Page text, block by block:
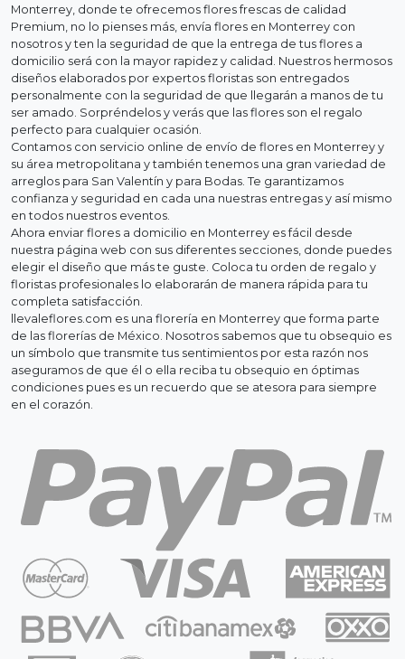
Monterrey, donde te ofrecemos flores frescas de calidad
Premium, no lo pienses más, envía flores en Monterrey con
nosotros y ten la seguridad de que la entrega de tus flores a
domicilio será con la mayor rapidez y calidad. Nuestros hermosos
diseños elaborados por expertos floristas son entregados
personalmente con la seguridad de que llegarán a manos de tu
ser amado. Sorpréndelos y verás que las flores son el regalo
perfecto para cualquier ocasión.
Contamos con servicio online de envío de flores en Monterrey y
su área metropolitana y también tenemos una gran variedad de
arreglos para San Valentín y para Bodas. Te garantizamos
confianza y seguridad en cada una nuestras entregas y así mismo
en todos nuestros eventos.
Ahora enviar flores a domicilio en Monterrey es fácil desde
nuestra página web con sus diferentes secciones, donde puedes
elegir el diseño que más te guste. Coloca tu orden de regalo y
floristas profesionales lo elaborarán de manera rápida para tu
completa satisfacción.
llevaleflores.com es una florería en Monterrey que forma parte
de las florerías de México. Nosotros sabemos que tu obsequio es
un símbolo que transmite tus sentimientos por esta razón nos
aseguramos de que él o ella reciba tu obsequio en óptimas
condiciones pues es un recuerdo que se atesora para siempre
en el corazón.